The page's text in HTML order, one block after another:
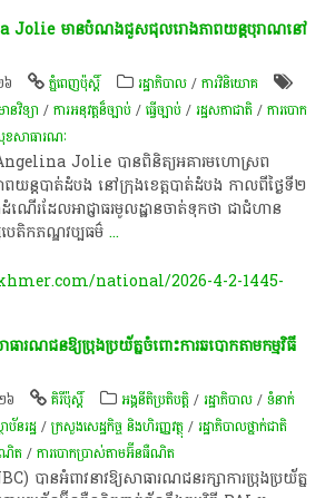
Jolie​ មាន​បំណង​ជួសជុល​រោង​ភាពយន្ត​បុរាណ​នៅ​
៦ ភ្នំពេញប៉ុស្តិ៍ រដ្ឋាភិបាល /ការវិនិយោគ
នវិទ្យា /ការអនុវត្ត​ន៏​ច្បាប់ /ធ្វើច្បាប់ /រដ្ឋសភា​ជាតិ /ការបោក
សាធារណៈ
Jolie​ បាន​ពិនិត្យ​អគារ​មហោស្រព​
យន្ត​បាត់ដំបង​ នៅ​ក្រុង​ខេត្ដបាត់ដំបង​ កាលពី​ថ្ងៃ​ទី​២​
ណើរ​ដែល​អាជ្ញាធរ​មូលដ្ឋាន​ចាត់​ទុក​ថា​ ជា​ជំហាន​
បេតិកភណ្ឌ​វប្បធម៌...
national/2026-4-2-1445-
ារណជនឱ្យប្រុងប្រយ័ត្នចំពោះការឆបោកតាមកម្មវិធី
៦ គិរីប៉ុស្តិ៍ អង្គនីតិប្រតិបត្តិ /រដ្ឋាភិបាល /ទំនាក់
នរដ្ឋ /ក្រសួងសេដ្ឋកិច្ច និងហិរញ្ញវត្ថុ /រដ្ឋាភិបាលថ្នាក់ជាតិ
ណិត /ការបោកប្រាស់តាមអ៊ីនធឺណិត
បានអំពាវនាវឱ្យសាធារណជនរក្សាការប្រុងប្រយ័ត្ន